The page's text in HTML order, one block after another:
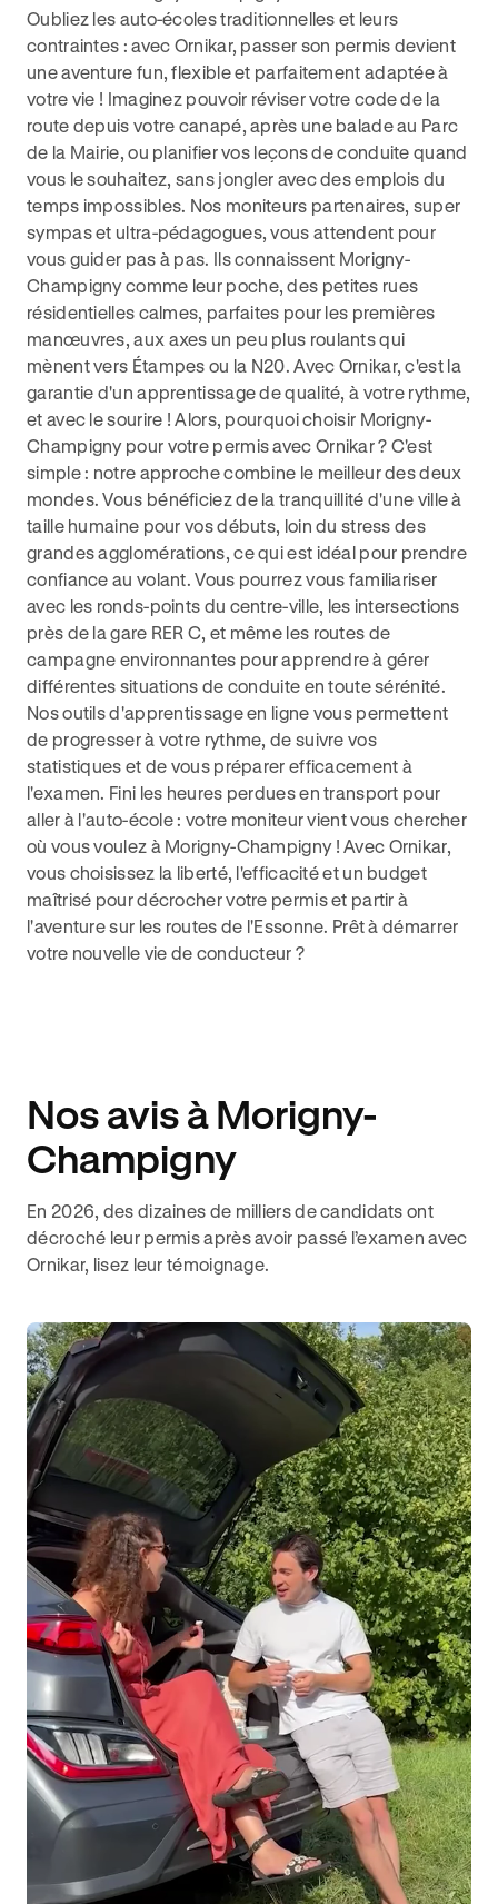
Oubliez les auto-écoles traditionnelles et leurs
contraintes : avec Ornikar, passer son permis devient
une aventure fun, flexible et parfaitement adaptée à
votre vie ! Imaginez pouvoir réviser votre code de la
route depuis votre canapé, après une balade au Parc
de la Mairie, ou planifier vos leçons de conduite quand
vous le souhaitez, sans jongler avec des emplois du
temps impossibles. Nos moniteurs partenaires, super
sympas et ultra-pédagogues, vous attendent pour
vous guider pas à pas. Ils connaissent Morigny-
Champigny comme leur poche, des petites rues
résidentielles calmes, parfaites pour les premières
manœuvres, aux axes un peu plus roulants qui
mènent vers Étampes ou la N20. Avec Ornikar, c'est la
garantie d'un apprentissage de qualité, à votre rythme,
et avec le sourire ! Alors, pourquoi choisir Morigny-
Champigny pour votre permis avec Ornikar ? C'est
simple : notre approche combine le meilleur des deux
mondes. Vous bénéficiez de la tranquillité d'une ville à
taille humaine pour vos débuts, loin du stress des
grandes agglomérations, ce qui est idéal pour prendre
confiance au volant. Vous pourrez vous familiariser
avec les ronds-points du centre-ville, les intersections
près de la gare RER C, et même les routes de
campagne environnantes pour apprendre à gérer
différentes situations de conduite en toute sérénité.
Nos outils d'apprentissage en ligne vous permettent
de progresser à votre rythme, de suivre vos
statistiques et de vous préparer efficacement à
l'examen. Fini les heures perdues en transport pour
aller à l'auto-école : votre moniteur vient vous chercher
où vous voulez à Morigny-Champigny ! Avec Ornikar,
vous choisissez la liberté, l'efficacité et un budget
maîtrisé pour décrocher votre permis et partir à
l'aventure sur les routes de l'Essonne. Prêt à démarrer
votre nouvelle vie de conducteur ?
Nos avis à Morigny-
Champigny
En 2026, des dizaines de milliers de candidats ont
décroché leur permis après avoir passé l’examen avec
Ornikar, lisez leur témoignage.